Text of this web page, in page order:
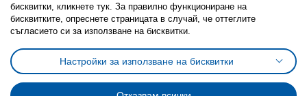
Политика за използване на бисквитки (Cookies)
Избор на настройки за използване на бисквитки
Условия за ползване на ikea.bgОбща политика за личните данни
Политика за защита на личните данни на ikea.bg
Общи условия на програма IKEA Family
бисквитки, кликнете тук. За правилно функциониране на
бисквитките, опреснете страницата в случай, че оттеглите
съгласието си за използване на бисквитки.
Настройки за използване на бисквитки